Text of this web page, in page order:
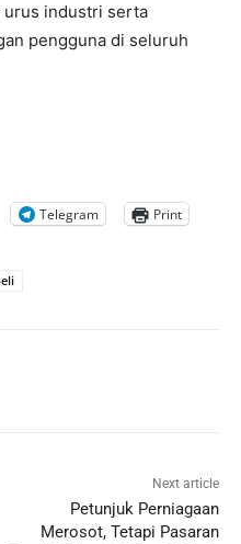
urus industri serta
pengguna di seluruh
Telegram Print
Next article
Petunjuk Perniagaan
Merosot, Tetapi Pasaran